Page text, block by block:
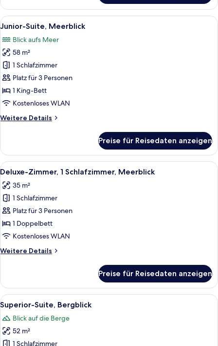
Zimmer,
Bergblick
Alle
Fotos
für
Junior-
Suite,
Meerblick
anzeigen
Ein Balkon mit Pool, Liegestühlen
7
Junior-Suite, Meerblick
Blick aufs Meer
58 m²
1 Schlafzimmer
Platz für 3 Personen
1 King-Bett
Kostenloses WLAN
Weitere Details
Weitere
Suite,
Meerblick
Preise für Reisedaten anzeigen
Alle
Fotos
für
Deluxe-
Zimmer,
1
Schlafzimmer,
anzeigen
Ein Schlafzimmer mit Bett,
4
Deluxe-Zimmer, 1 Schlafzimmer, Meerblick
35 m²
1 Schlafzimmer
Platz für 3 Personen
1 Doppelbett
Kostenloses WLAN
Weitere Details
Weitere
Zimmer,
Schlafzimmer,
Meerblick
Preise für Reisedaten anzeigen
Alle
Fotos
für
Superior-
Ein Poolbereich mit Liegestühlen und
2
Superior-Suite, Bergblick
Blick auf die Berge
52 m²
1 Schlafzimmer